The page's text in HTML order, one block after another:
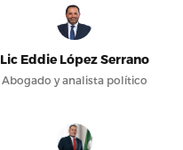
Lic Eddie López Serrano
Abogado y analista político